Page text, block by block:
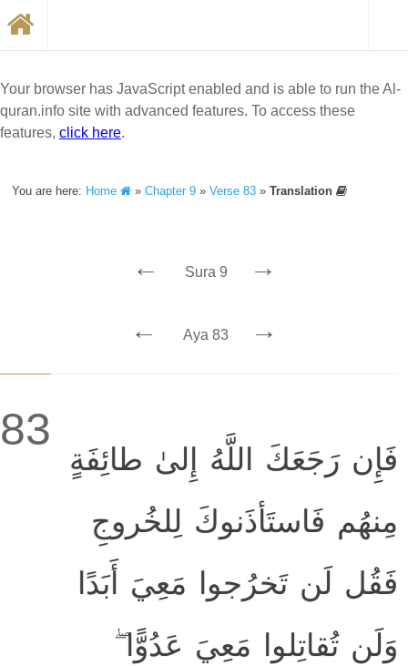
Your browser has JavaScript enabled and is able to run the Al-
quran.info site with advanced features. To access these
features, click here.
You are here: Home »Chapter 9 »Verse 83 »Translation
← Sura 9 →
← Aya 83 →
83
فَإِن رَجَعَكَ اللَّهُ إِلىٰ طائِفَةٍ
مِنهُم فَاستَأذَنوكَ لِلخُروجِ
فَقُل لَن تَخرُجوا مَعِيَ أَبَدًا
وَلَن تُقاتِلوا مَعِيَ عَدُوًّا ۖ